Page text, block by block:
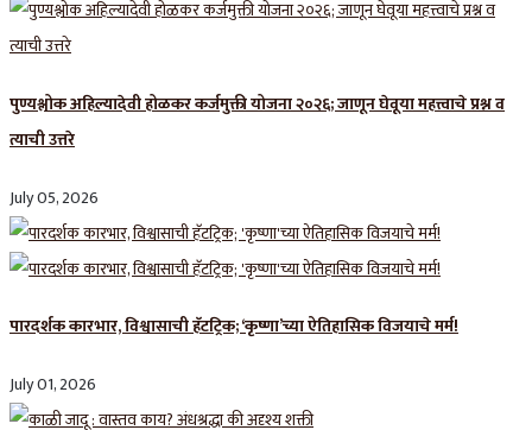
पुण्यश्लोक अहिल्यादेवी होळकर कर्जमुक्ती योजना २०२६; जाणून घेवूया महत्त्वाचे प्रश्न व
त्याची उत्तरे
July 05, 2026
पारदर्शक कारभार, विश्वासाची हॅटट्रिक; ‘कृष्णा’च्या ऐतिहासिक विजयाचे मर्म!
July 01, 2026